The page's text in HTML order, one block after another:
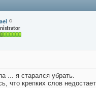
... я старался убрать.
что крепких слов